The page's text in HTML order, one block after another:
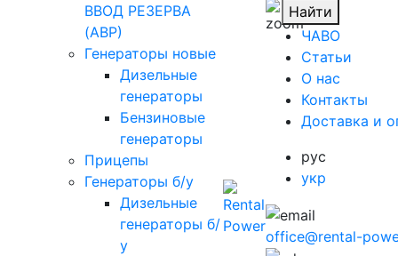
ВВОД РЕЗЕРВА
(АВР)
Генераторы новые
Дизельные
генераторы
Бензиновые
генераторы
Прицепы
Генераторы б/у
Дизельные
генераторы б/
у
Найти
ЧАВО
Cтатьи
O нас
Контакты
Доставка и
рус
укр
office@rental-